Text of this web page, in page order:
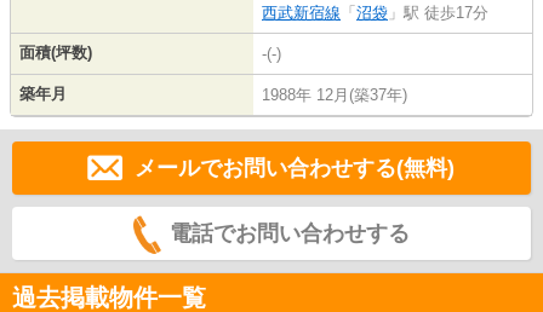
西武新宿線 「 沼袋 」駅 徒歩17分
面積(坪数) -(-)
築年月 1988年 12月(築37年)
メールでお問い合わせする(無料)
電話でお問い合わせする
過去掲載物件一覧